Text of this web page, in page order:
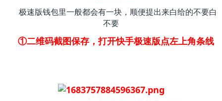
极速版钱包里一般都会有一块，顺便提出来白给的不要白
不要
①二维码截图保存，打开快手极速版点左上角条线